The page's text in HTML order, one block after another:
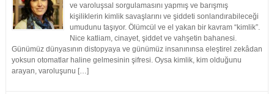
ve varoluşsal sorgulamasını yapmış ve barışmış
kişiliklerin kimlik savaşlarını ve şiddeti sonlandırabileceği
umudunu taşıyor. Ölümcül ve el yakan bir kavram “kimlik”.
Nice katliam, cinayet, şiddet ve vahşetin bahanesi.
Günümüz dünyasının distopyaya ve günümüz insanınınsa eleştirel zekâdan
yoksun otomatlar haline gelmesinin şifresi. Oysa kimlik, kim olduğunu
arayan, varoluşunu […]